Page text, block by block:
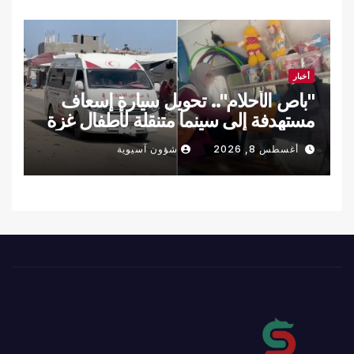
أخبار
"باص الأحلام".. تحويل سيارة إسعاف
مستهدفة إلى سينما متنقلة لأطفال غزة
أغسطس 8, 2026 شؤون آسيوية